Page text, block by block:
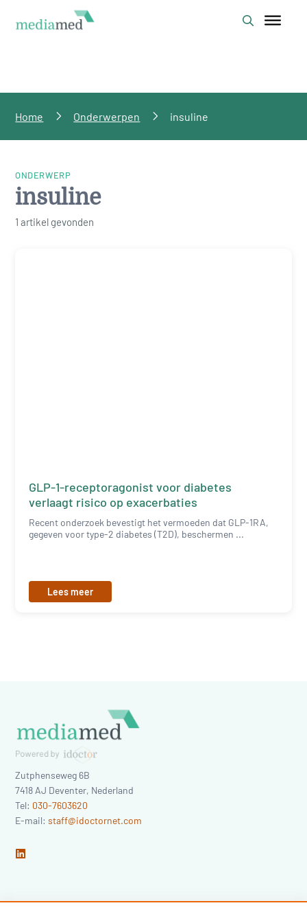
Home Onderwerpen insuline
ONDERWERP
insuline
1 artikel gevonden
GLP-1-receptoragonist voor diabetes
verlaagt risico op exacerbaties
Recent onderzoek bevestigt het vermoeden dat GLP-1RA,
gegeven voor type-2 diabetes (T2D), beschermen ...
Lees meer
Zutphenseweg 6B
7418 AJ Deventer, Nederland
Tel: 030-7603620
E-mail:staff@idoctornet.com